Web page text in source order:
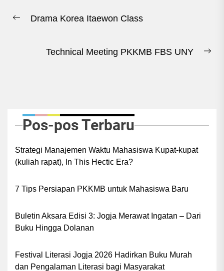
pos
Previous
Drama Korea Itaewon Class
Technical Meeting PKKMB FBS UNY
Pos-pos Terbaru
Strategi Manajemen Waktu Mahasiswa Kupat-kupat
(kuliah rapat), In This Hectic Era?
7 Tips Persiapan PKKMB untuk Mahasiswa Baru
Buletin Aksara Edisi 3: Jogja Merawat Ingatan – Dari
Buku Hingga Dolanan
Festival Literasi Jogja 2026 Hadirkan Buku Murah
dan Pengalaman Literasi bagi Masyarakat